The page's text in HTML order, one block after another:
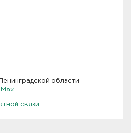
области -
связи